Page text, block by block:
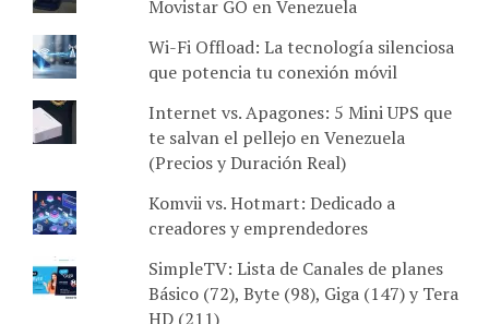
Wi-Fi Offload: La tecnología silenciosa
que potencia tu conexión móvil
Internet vs. Apagones: 5 Mini UPS que
te salvan el pellejo en Venezuela
(Precios y Duración Real)
Komvii vs. Hotmart: Dedicado a
creadores y emprendedores
SimpleTV: Lista de Canales de planes
Básico (72), Byte (98), Giga (147) y Tera
HD (211)